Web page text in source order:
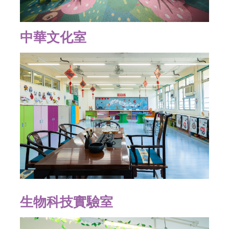
中華文化室
生物科技實驗室